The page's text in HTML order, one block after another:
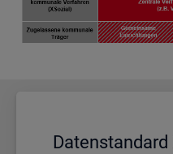
Da­ten­stan­dard